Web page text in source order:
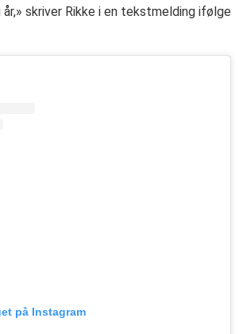
år,» skriver Rikke i en tekstmelding ifølge
på Instagram